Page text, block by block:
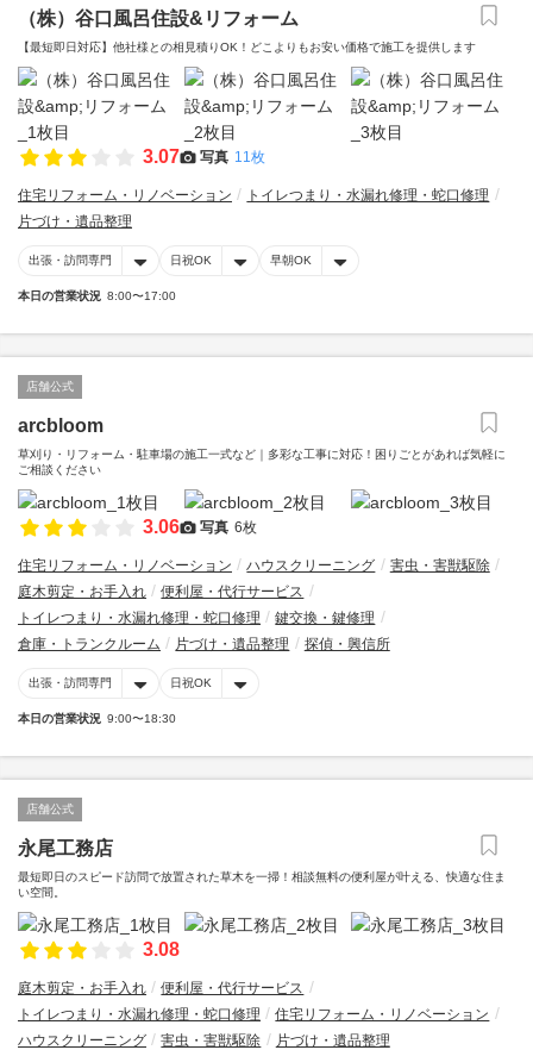
（株）谷口風呂住設&リフォーム
【最短即日対応】他社様との相見積りOK！どこよりもお安い価格で施工を提供します
3.07 写真 11枚
住宅リフォーム・リノベーション
トイレつまり・水漏れ修理・蛇口修理
片づけ・遺品整理
出張・訪問専門 日祝OK 早朝OK
本日の営業状況 8:00〜17:00
店舗公式
arcbloom
草刈り・リフォーム・駐車場の施工一式など｜多彩な工事に対応！困りごとがあれば気軽に
ご相談ください
3.06 写真 6枚
住宅リフォーム・リノベーション ハウスクリーニング
害虫・害獣駆除
庭木剪定・お手入れ
便利屋・代行サービス
トイレつまり・水漏れ修理・蛇口修理
鍵交換・鍵修理
倉庫・トランクルーム
片づけ・遺品整理 探偵・興信所
出張・訪問専門 日祝OK
本日の営業状況 9:00〜18:30
店舗公式
永尾工務店
最短即日のスピード訪問で放置された草木を一掃！相談無料の便利屋が叶える、快適な住ま
い空間。
3.08
庭木剪定・お手入れ
便利屋・代行サービス
トイレつまり・水漏れ修理・蛇口修理
住宅リフォーム・リノベーション
ハウスクリーニング
害虫・害獣駆除 片づけ・遺品整理